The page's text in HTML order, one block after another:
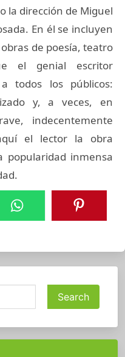
la dirección de Miguel
En él se incluyen
de poesía, teatro
el genial escritor
todos los públicos:
y, a veces, en
indecentemente
el lector la obra
popularidad inmensa